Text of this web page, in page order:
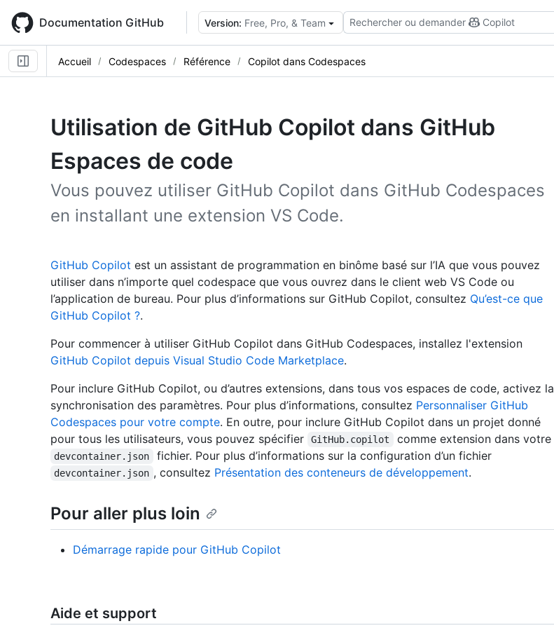
main
content
Documentation GitHub Version: Free, Pro, & Team Rechercher ou demander Copilot
Accueil Codespaces Référence Copilot dans Codespaces
Utilisation de GitHub Copilot dans GitHub
Espaces de code
Vous pouvez utiliser GitHub Copilot dans GitHub Codespaces
en installant une extension VS Code.
GitHub Copilot est un assistant de programmation en binôme basé sur l’IA que vous pouvez
utiliser dans n’importe quel codespace que vous ouvrez dans le client web VS Code ou
l’application de bureau. Pour plus d’informations sur GitHub Copilot, consultez Qu’est-ce que
GitHub Copilot ?.
Pour commencer à utiliser GitHub Copilot dans GitHub Codespaces, installez l'extension
GitHub Copilot depuis Visual Studio Code Marketplace.
Pour inclure GitHub Copilot, ou d’autres extensions, dans tous vos espaces de code, activez la
synchronisation des paramètres. Pour plus d’informations, consultez Personnaliser GitHub
Codespaces pour votre compte. En outre, pour inclure GitHub Copilot dans un projet donné
pour tous les utilisateurs, vous pouvez spécifier
GitHub.copilot comme extension dans votre
devcontainer.json fichier. Pour plus d’informations sur la configuration d’un fichier
devcontainer.json , consultez Présentation des conteneurs de développement.
Pour aller plus loin
Démarrage rapide pour GitHub Copilot
Aide et support